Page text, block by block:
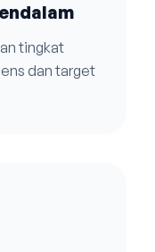
tingkat
dan target